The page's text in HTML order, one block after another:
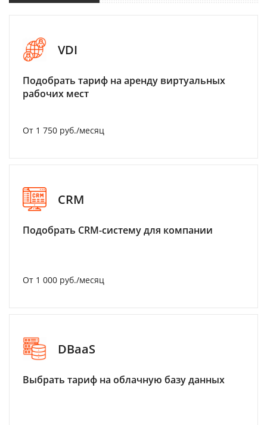
VDI
Подобрать тариф на аренду виртуальных
рабочих мест
От 1 750 руб./месяц
CRM
Подобрать CRM-систему для компании
От 1 000 руб./месяц
DBaaS
Выбрать тариф на облачную базу данных